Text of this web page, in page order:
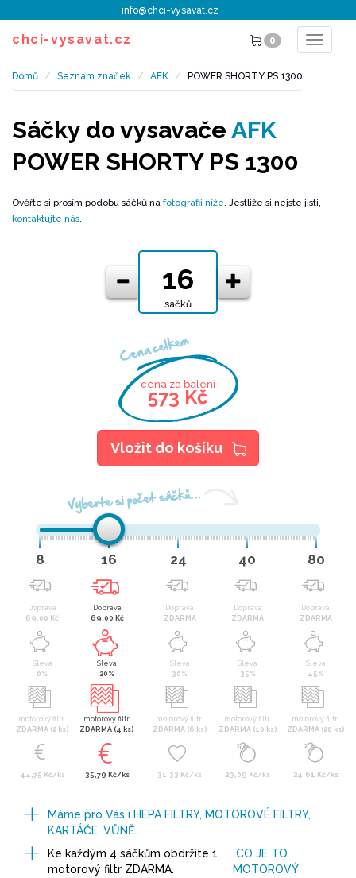
info@chci-vysavat.cz
chci-vysavat.cz 0
Toggle
Domů Seznam značek AFK POWER SHORTY PS 1300
Sáčky do vysavače AFK
POWER SHORTY PS 1300
Ověřte si prosím podobu sáčků na fotografii níže. Jestliže si nejste jisti,
kontaktujte nás.
Vyberte si počet sáčků…
8 16 24 40 80
Doprava
69,00 Kč
Sleva
0%
motorový filtr
ZDARMA (2 ks)
44,75 Kč/ks
Doprava
69,00 Kč
Sleva
20%
motorový filtr
ZDARMA (4 ks)
35,79 Kč/ks
Doprava
ZDARMA
Sleva
30%
motorový filtr
ZDARMA (6 ks)
31,33 Kč/ks
Doprava
ZDARMA
Sleva
35%
motorový filtr
ZDARMA (10 ks)
29,09 Kč/ks
Doprava
ZDARMA
Sleva
45%
motorový filtr
ZDARMA (20 ks)
24,61 Kč/ks
sáčků
Cena celkem
cena za balení
573 Kč
Vložit do košíku
Máme pro Vás i HEPA FILTRY, MOTOROVÉ FILTRY,
KARTÁČE, VŮNĚ…
Ke každým 4 sáčkům obdržíte 1
motorový filtr ZDARMA.
CO JE TO
MOTOROVÝ